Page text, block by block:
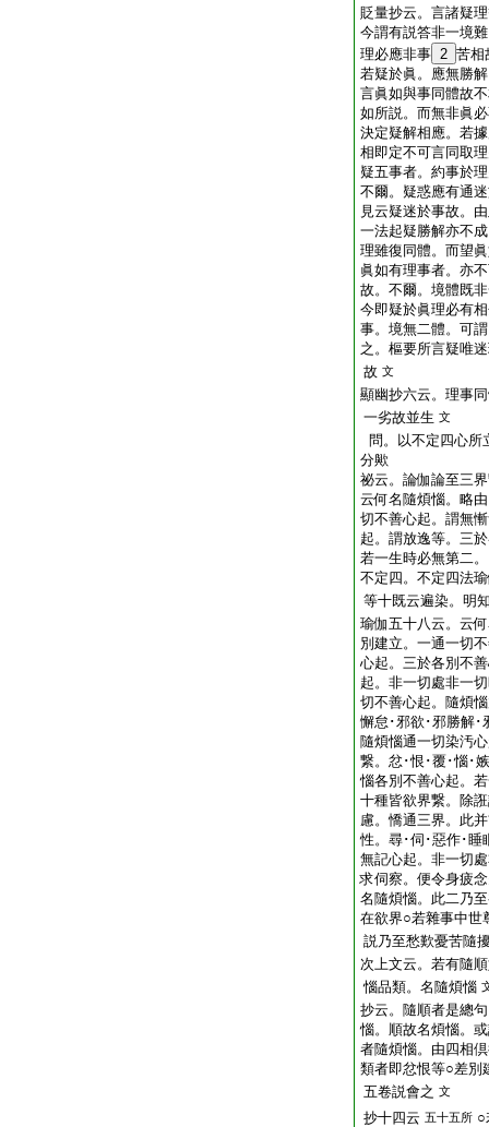
貶量抄云。言諸疑
今謂有説答非一境
理必應非事 2 苦相
若疑於眞。應無勝
言眞如與事同體故
如所説。而無非眞
決定疑解相應。若
相即定不可言同取
疑五事者。約事於
不爾。疑惑應有通
見云疑迷於事故。
一法起疑勝解亦不
理雖復同體。而望
眞如有理事者。亦
故。不爾。境體既
今即疑於眞理必有
事。境無二體。可
之。樞要所言疑唯
故 文
顯幽抄六云。理事
一劣故並生 文
問。以不定四心所
分歟
祕云。論伽論至三
云何名隨煩惱。略
切不善心起。謂無
起。謂放逸等。三
若一生時必無第二
不定四。不定四法
等十既云遍染。明
瑜伽五十八云。云
別建立。一通一切
心起。三於各別不
起。非一切處非一
切不善心起。隨煩
懈怠･邪欲･邪勝解･
隨煩惱通一切染汚
繋。忿･恨･覆･惱･
惱各別不善心起。
十種皆欲界繋。除
慮。憍通三界。此
性。尋･伺･惡作･睡
無記心起。非一切
求伺察。便令身疲
名隨煩惱。此二乃
在欲界○若雜事中世
説乃至愁歎憂苦隨
次上文云。若有隨
惱品類。名隨煩惱
抄云。隨順者是總
惱。順故名煩惱。
者隨煩惱。由四相
類者即忿恨等○差別
五卷説會之 文
抄十四云 五十五所 ○